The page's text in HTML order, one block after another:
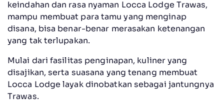
keindahan dan rasa nyaman Locca Lodge Trawas,
mampu membuat para tamu yang menginap
disana, bisa benar-benar merasakan ketenangan
yang tak terlupakan.
Mulai dari fasilitas penginapan, kuliner yang
disajikan, serta suasana yang tenang membuat
Locca Lodge layak dinobatkan sebagai jantungnya
Trawas.